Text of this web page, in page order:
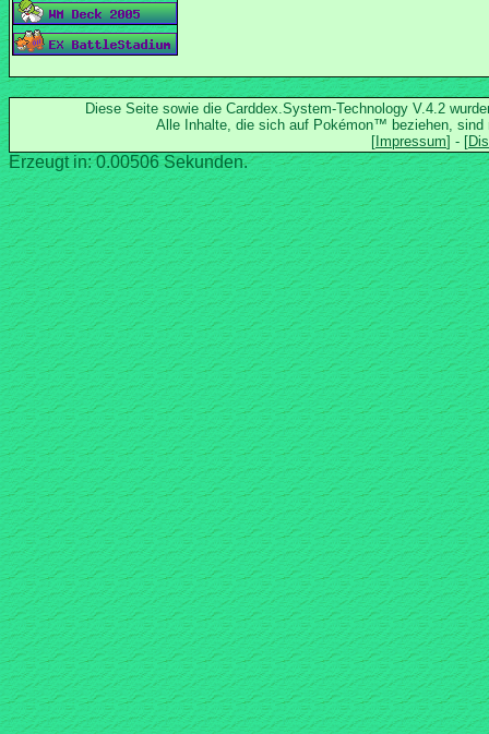
Diese Seite sowie die Carddex.System-Technology V.4.2
Alle Inhalte, die sich auf Pokémon™ beziehen, sind
Erzeugt in: 0.00506 Sekunden.